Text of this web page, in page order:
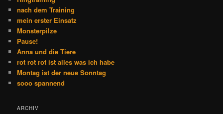
nach dem Training
mein erster Einsatz
Monsterpilze
Pause!
Anna und die Tiere
rot rot rot ist alles was ich habe
Montag ist der neue Sonntag
sooo spannend
ARCHIV